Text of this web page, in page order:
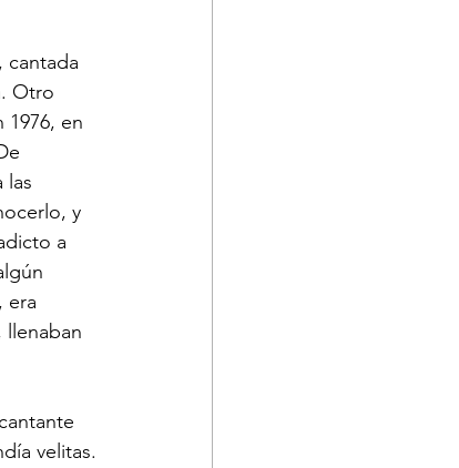
cantada
Otro
en
las
y
a
era
velitas.